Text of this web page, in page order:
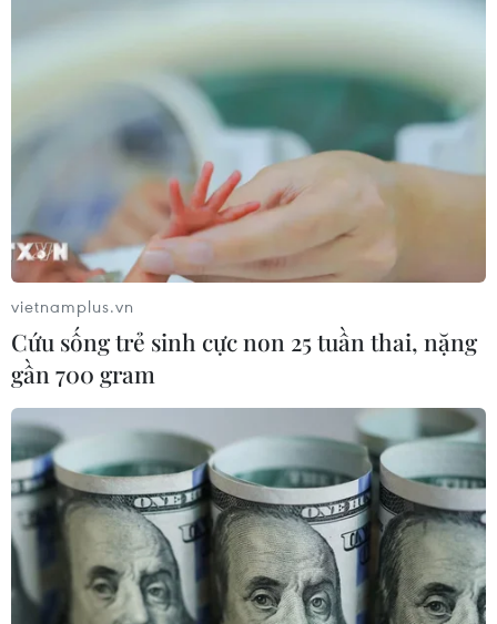
hưởng tiêu cực sức khỏe hành tinh.
Brazil báo động diện tích rừng Amazon bị
tàn phá tăng lên mức kỷ lục
19/11/2019 01:44
Diện tích rừng bị mất tại Brazil trong thời gian qua chủ
yếu do hoạt động kinh tế bất hợp pháp tại vùng
Amazon, bao gồm khai thác mỏ, chặt cây và chiếm đất.
vietnamplus.vn
Cứu sống trẻ sinh cực non 25 tuần thai, nặng
gần 700 gram